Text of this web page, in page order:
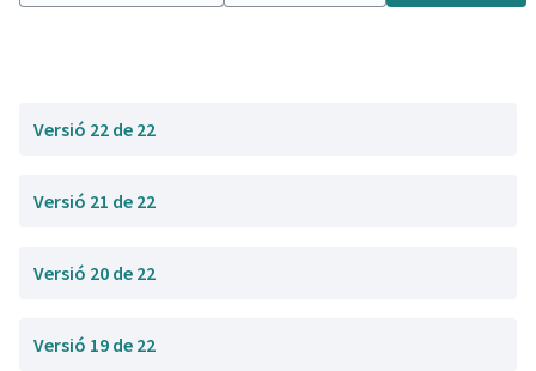
Versió 22 de 22
Versió 21 de 22
Versió 20 de 22
Versió 19 de 22